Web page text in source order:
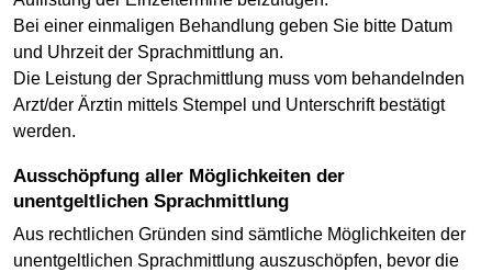
Bei einer einmaligen Behandlung geben Sie bitte Datum
und Uhrzeit der Sprachmittlung an.
Die Leistung der Sprachmittlung muss vom behandelnden
Arzt/der Ärztin mittels Stempel und Unterschrift bestätigt
werden.
Ausschöpfung aller Möglichkeiten der
unentgeltlichen Sprachmittlung
Aus rechtlichen Gründen sind sämtliche Möglichkeiten der
unentgeltlichen Sprachmittlung auszuschöpfen, bevor die